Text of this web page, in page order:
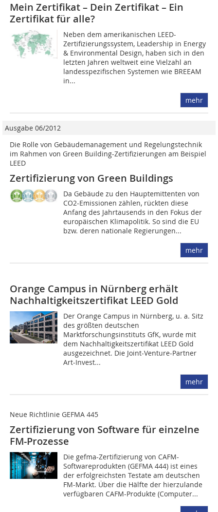
Mein Zertifikat – Dein Zertifikat – Ein
Zertifikat für alle?
Neben dem amerikanischen LEED-
Zertifizierungssystem, Leadership in Energy
& Environmental Design, haben sich in den
letzten Jahren weltweit eine Vielzahl an
landesspezifischen Systemen wie BREEAM
in...
mehr
Ausgabe 06/2012
Die Rolle von Gebäudemanagement und Regelungstechnik
im Rahmen von Green Building-Zertifizierungen am Beispiel
LEED
Zertifizierung von Green Buildings
Da Gebäude zu den Hauptemittenten von
CO2-Emissionen zählen, rückten ­diese
Anfang des Jahrtausends in den Fokus der
europäischen Klimapolitik. So sind die EU
bzw. deren nationale ­Regierungen...
mehr
Orange Campus in Nürnberg erhält
Nachhaltigkeitszertifikat LEED Gold
Der Orange Campus in Nürnberg, u. a. Sitz
des größten deutschen
Marktforschungsinstituts GfK, wurde mit
dem Nachhaltigkeitszertifikat LEED Gold
ausgezeichnet. Die Joint-Venture-Partner
Art-Invest...
mehr
Neue Richtlinie GEFMA 445
Zertifizierung von Software für einzelne
FM-Prozesse
Die gefma-Zertifizierung von CAFM-
Softwareprodukten (GEFMA 444) ist eines
der erfolgreichsten Testate am deutschen
FM-Markt. Über die Hälfte der hierzulande
verfügbaren CAFM-Produkte (Computer...